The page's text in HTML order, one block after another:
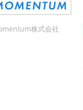
株式会社